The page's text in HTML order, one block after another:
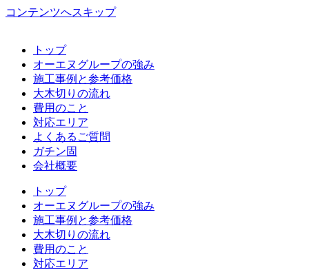
コンテンツへスキップ
トップ
オーエヌグループの強み
施工事例と参考価格
大木切りの流れ
費用のこと
対応エリア
よくあるご質問
ガチン固
会社概要
トップ
オーエヌグループの強み
施工事例と参考価格
大木切りの流れ
費用のこと
対応エリア